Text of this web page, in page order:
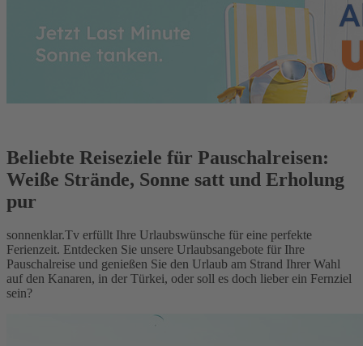
Beliebte Reiseziele für Pauschalreisen:
Weiße Strände, Sonne satt und Erholung
pur
sonnenklar.Tv erfüllt Ihre Urlaubswünsche für eine perfekte
Ferienzeit. Entdecken Sie unsere Urlaubsangebote für Ihre
Pauschalreise und genießen Sie den Urlaub am Strand Ihrer Wahl
auf den Kanaren, in der Türkei, oder soll es doch lieber ein Fernziel
sein?